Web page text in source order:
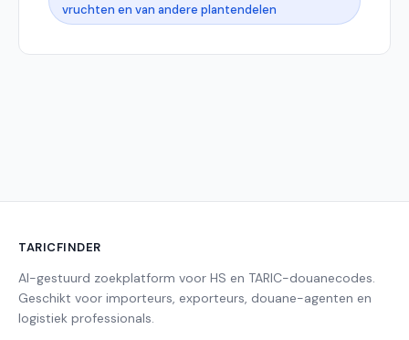
vruchten en van andere plantendelen
TARICFINDER
AI-gestuurd zoekplatform voor HS en TARIC-douanecodes.
Geschikt voor importeurs, exporteurs, douane-agenten en
logistiek professionals.